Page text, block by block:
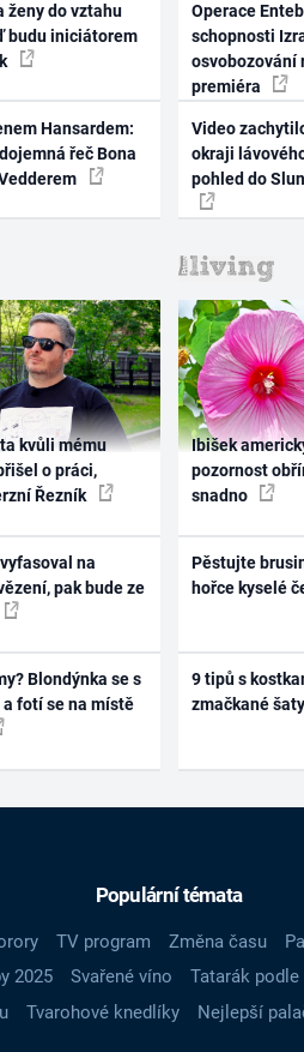
ženy do vztahu
budu iniciátorem
Hansardem:
řeč Bona
Operace
schopnosti
osvobozování
premiéra
Video
okraji
pohled do
kvůli mému
o práci,
Řezník
na
pak bude ze
Blondýnka se s
fotí se na místě
Ibišek
pozornost
snadno
Pěstujte
hořce kyselé
9 tipů s
zmačkané
Populární témata
TV program Změna času
2025 Svařené víno Tatarák
Tvarohové knedlíky Nejlepší